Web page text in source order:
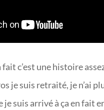
c’est une histoire
je suis retraité, je n’ai
je suis arrivé à ça en fait